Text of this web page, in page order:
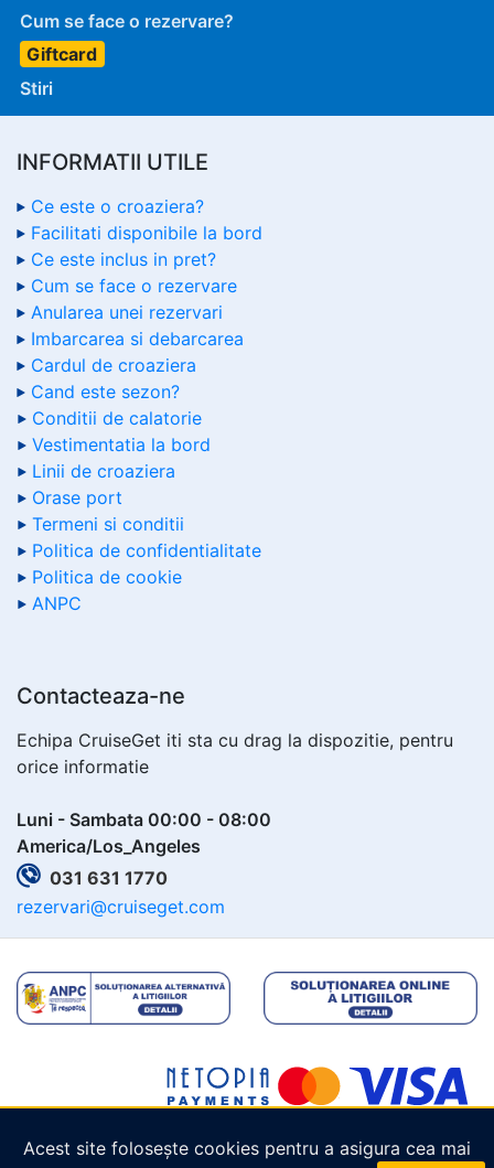
Acest site folosește cookies pentru a asigura cea mai
Cum se face o rezervare?
Giftcard
Stiri
INFORMATII UTILE
Ce este o croaziera?
Facilitati disponibile la bord
Ce este inclus in pret?
Cum se face o rezervare
Anularea unei rezervari
Imbarcarea si debarcarea
Cardul de croaziera
Cand este sezon?
Conditii de calatorie
Vestimentatia la bord
Linii de croaziera
Orase port
Termeni si conditii
Politica de confidentialitate
Politica de cookie
ANPC
Contacteaza-ne
Echipa CruiseGet iti sta cu drag la dispozitie, pentru
orice informatie
Luni - Sambata 00:00 - 08:00
America/Los_Angeles
031 631 1770
rezervari@cruiseget.com
Copyright © 2026 Cruiseget.com . Toate drepturile